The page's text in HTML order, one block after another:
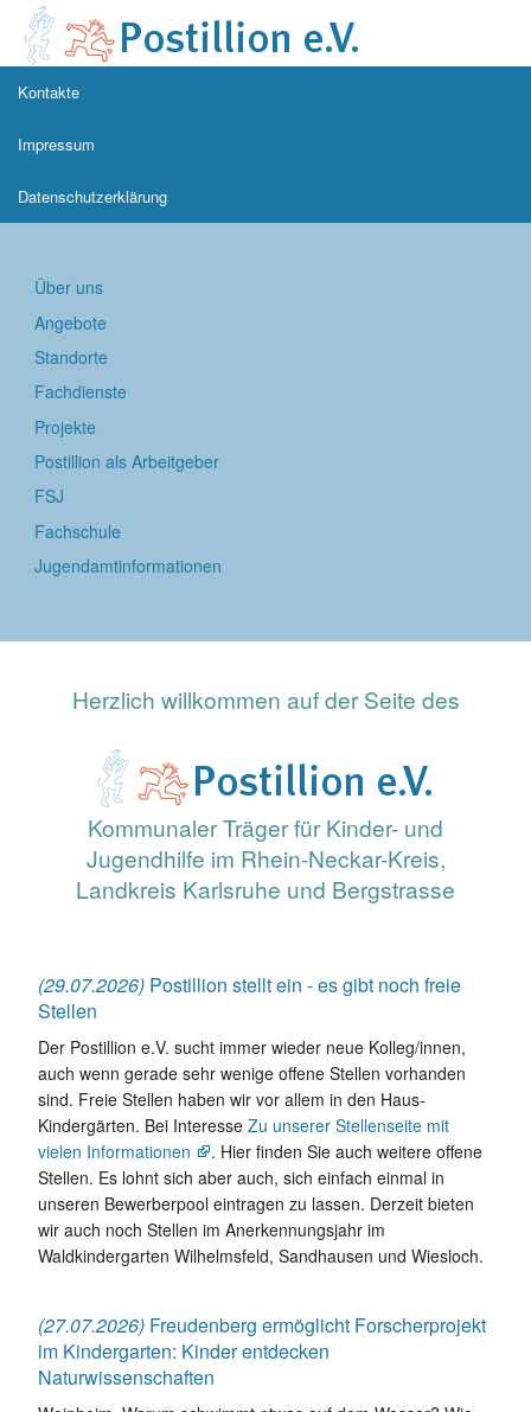
Kontakte
Impressum
Datenschutzerklärung
Über uns
Angebote
Standorte
Fachdienste
Projekte
Postillion als Arbeitgeber
FSJ
Fachschule
Jugendamtinformationen
Herzlich willkommen auf der Seite des
Kommunaler Träger für Kinder- und
Jugendhilfe im Rhein-Neckar-Kreis,
Landkreis Karlsruhe und Bergstrasse
(29.07.2026) Postillion stellt ein - es gibt noch freie
Stellen
Der Postillion e.V. sucht immer wieder neue Kolleg/innen,
auch wenn gerade sehr wenige offene Stellen vorhanden
sind. Freie Stellen haben wir vor allem in den Haus-
Kindergärten. Bei Interesse Zu unserer Stellenseite mit
vielen Informationen
. Hier finden Sie auch weitere offene
Stellen. Es lohnt sich aber auch, sich einfach einmal in
unseren Bewerberpool eintragen zu lassen. Derzeit bieten
wir auch noch Stellen im Anerkennungsjahr im
Waldkindergarten Wilhelmsfeld, Sandhausen und Wiesloch.
(27.07.2026) Freudenberg ermöglicht Forscherprojekt
im Kindergarten: Kinder entdecken
Naturwissenschaften